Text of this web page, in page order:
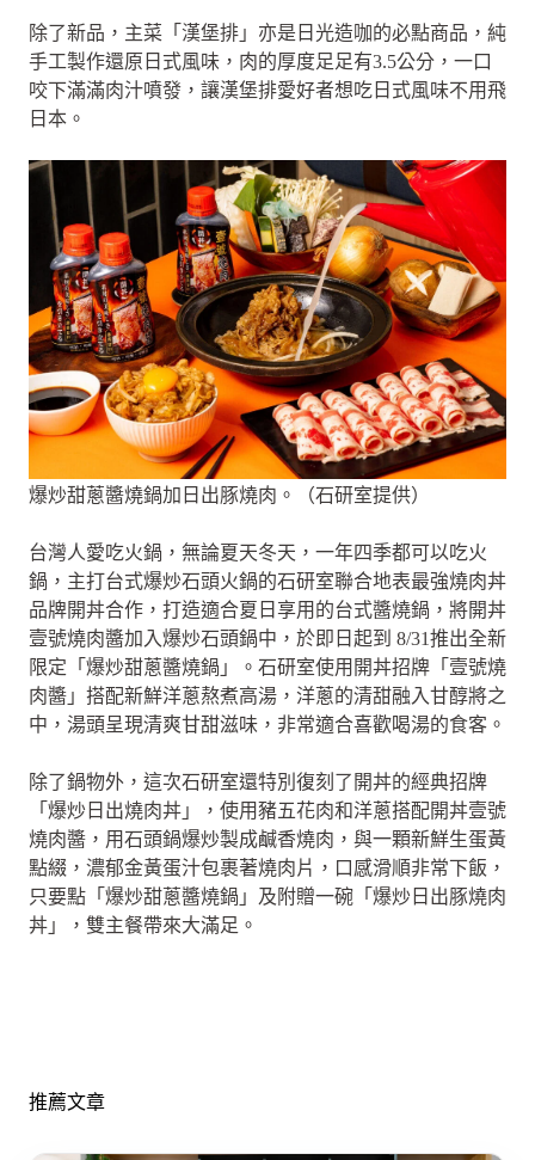
除了新品，主菜「漢堡排」亦是日光造咖的必點商品，純
手工製作還原日式風味，肉的厚度足足有3.5公分，一口
咬下滿滿肉汁噴發，讓漢堡排愛好者想吃日式風味不用飛
日本。
爆炒甜蔥醬燒鍋加日出豚燒肉。（石研室提供）
台灣人愛吃火鍋，無論夏天冬天，一年四季都可以吃火
鍋，主打台式爆炒石頭火鍋的石研室聯合地表最強燒肉丼
品牌開丼合作，打造適合夏日享用的台式醬燒鍋，將開丼
壹號燒肉醬加入爆炒石頭鍋中，於即日起到 8/31推出全新
限定「爆炒甜蔥醬燒鍋」。石研室使用開丼招牌「壹號燒
肉醬」搭配新鮮洋蔥熬煮高湯，洋蔥的清甜融入甘醇將之
中，湯頭呈現清爽甘甜滋味，非常適合喜歡喝湯的食客。
除了鍋物外，這次石研室還特別復刻了開丼的經典招牌
「爆炒日出燒肉丼」，使用豬五花肉和洋蔥搭配開丼壹號
燒肉醬，用石頭鍋爆炒製成鹹香燒肉，與一顆新鮮生蛋黃
點綴，濃郁金黃蛋汁包裹著燒肉片，口感滑順非常下飯，
只要點「爆炒甜蔥醬燒鍋」及附贈一碗「爆炒日出豚燒肉
丼」，雙主餐帶來大滿足。
推薦文章